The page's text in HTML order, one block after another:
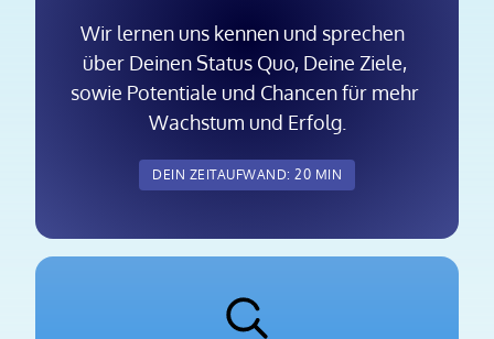
Wir lernen uns kennen und sprechen
über Deinen Status Quo, Deine Ziele,
sowie Potentiale und Chancen für mehr
Wachstum und Erfolg.
DEIN ZEITAUFWAND: 20 MIN